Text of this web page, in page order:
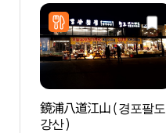
鏡浦八道江山 ( 경포팔도
강산 )